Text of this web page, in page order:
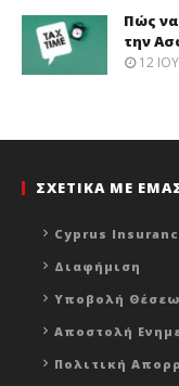
Πώς
την
12
ΣΧΕΤΙΚΑ ΜΕ
Cyprus
Διαφήμιση
Υποβολή
Αποστολή
Πολιτική